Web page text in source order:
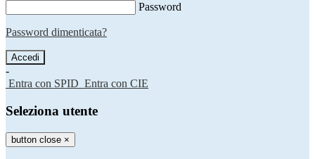
Password
Password dimenticata?
-
Entra con SPID Entra con CIE
Seleziona utente
button close ×